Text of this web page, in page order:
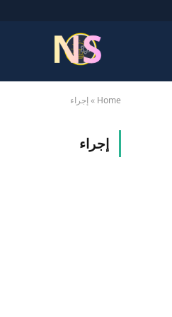
Home
» إجراء
إجراء